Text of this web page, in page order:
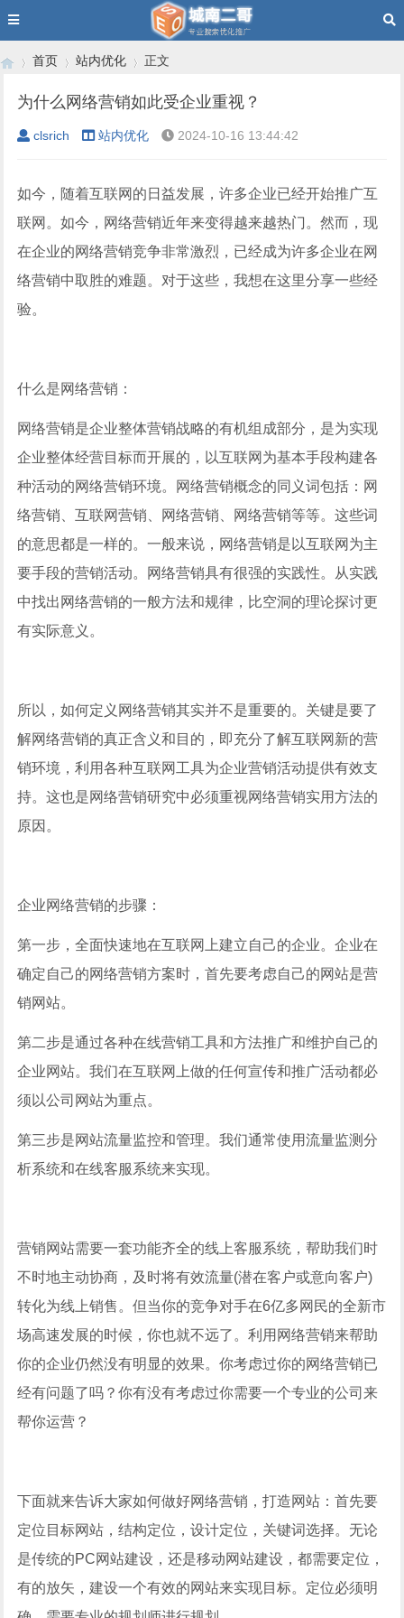
›
首页
›
站内优化
›
正文
为什么网络营销如此受企业重视？
clsrich 站内优化 2024-10-16 13:44:42
如今，随着互联网的日益发展，许多企业已经开始推广互
联网。如今，网络营销近年来变得越来越热门。然而，现
在企业的网络营销竞争非常激烈，已经成为许多企业在网
络营销中取胜的难题。对于这些，我想在这里分享一些经
验。
什么是网络营销：
网络营销是企业整体营销战略的有机组成部分，是为实现
企业整体经营目标而开展的，以互联网为基本手段构建各
种活动的网络营销环境。网络营销概念的同义词包括：网
络营销、互联网营销、网络营销、网络营销等等。这些词
的意思都是一样的。一般来说，网络营销是以互联网为主
要手段的营销活动。网络营销具有很强的实践性。从实践
中找出网络营销的一般方法和规律，比空洞的理论探讨更
有实际意义。
所以，如何定义网络营销其实并不是重要的。关键是要了
解网络营销的真正含义和目的，即充分了解互联网新的营
销环境，利用各种互联网工具为企业营销活动提供有效支
持。这也是网络营销研究中必须重视网络营销实用方法的
原因。
企业网络营销的步骤：
第一步，全面快速地在互联网上建立自己的企业。企业在
确定自己的网络营销方案时，首先要考虑自己的网站是营
销网站。
第二步是通过各种在线营销工具和方法推广和维护自己的
企业网站。我们在互联网上做的任何宣传和推广活动都必
须以公司网站为重点。
第三步是网站流量监控和管理。我们通常使用流量监测分
析系统和在线客服系统来实现。
营销网站需要一套功能齐全的线上客服系统，帮助我们时
不时地主动协商，及时将有效流量(潜在客户或意向客户)
转化为线上销售。但当你的竞争对手在6亿多网民的全新市
场高速发展的时候，你也就不远了。利用网络营销来帮助
你的企业仍然没有明显的效果。你考虑过你的网络营销已
经有问题了吗？你有没有考虑过你需要一个专业的公司来
帮你运营？
下面就来告诉大家如何做好网络营销，打造网站：首先要
定位目标网站，结构定位，设计定位，关键词选择。无论
是传统的PC网站建设，还是移动网站建设，都需要定位，
有的放矢，建设一个有效的网站来实现目标。定位必须明